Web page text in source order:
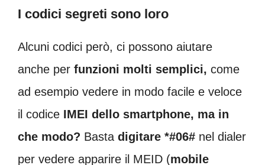
I codici segreti sono loro
Alcuni codici però, ci possono aiutare
anche per funzioni molti semplici, come
ad esempio vedere in modo facile e veloce
il codice IMEI dello smartphone, ma in
che modo? Basta digitare *#06# nel dialer
per vedere apparire il MEID (mobile